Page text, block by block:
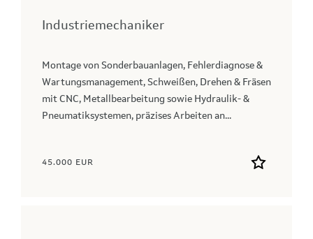
Industriemechaniker
Montage von Sonderbauanlagen, Fehlerdiagnose &
Wartungsmanagement, Schweißen, Drehen & Fräsen
mit CNC, Metallbearbeitung sowie Hydraulik- &
Pneumatiksystemen, präzises Arbeiten an...
45.000 EUR